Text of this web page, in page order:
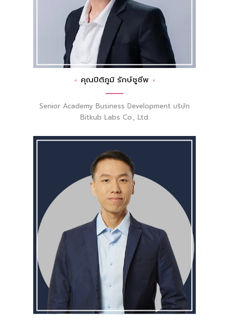
คุณปิติภูมิ รักษ์ชูชีพ
Senior Academy Business Development บริษัท
Bitkub Labs Co., Ltd.